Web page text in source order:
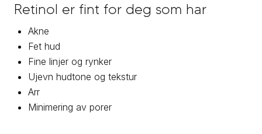
Retinol er fint for deg som har
Akne
Fet hud
Fine linjer og rynker
Ujevn hudtone og tekstur
Arr
Minimering av porer